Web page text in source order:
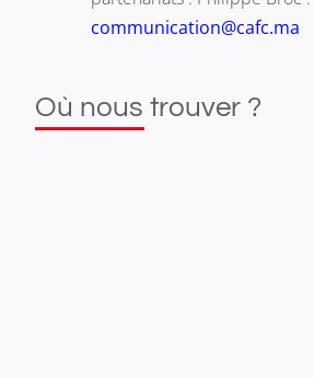
communication@cafc.ma
Où nous trouver ?